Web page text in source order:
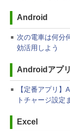
Android
次の電車は何分
効活用しよう
Androidアプ
【定番アプリ
トチャージ設定
Excel